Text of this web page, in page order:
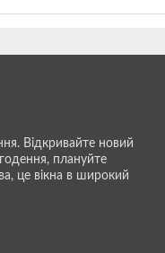
Відкривайте новий
плануйте
це вікна в широкий